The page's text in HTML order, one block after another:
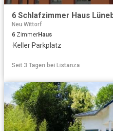
Neu Wittorf
6 ZimmerHaus
·Keller·Parkplatz
Seit 3 Tagen bei Listanza